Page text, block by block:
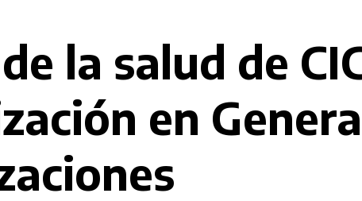
la salud de
en